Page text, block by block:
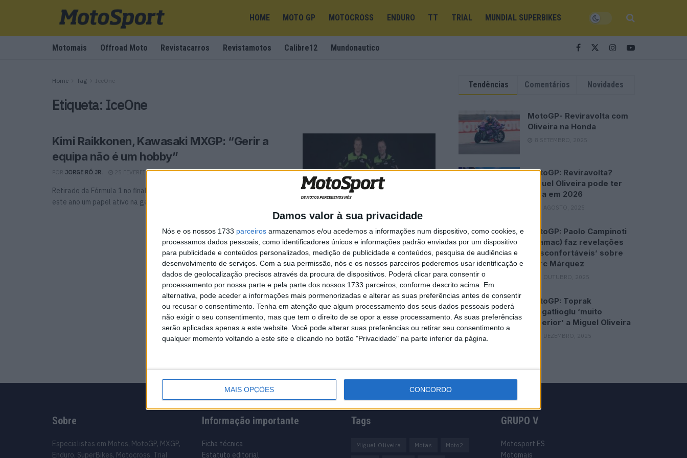
Damos valor à sua privacidade
Nós e os nossos 1733 parceiros armazenamos e/ou acedemos a informações num dispositivo, como cookies, e
processamos dados pessoais, como identificadores únicos e informações padrão enviadas por um dispositivo
para publicidade e conteúdos personalizados, medição de publicidade e conteúdos, pesquisa de audiências e
desenvolvimento de serviços. Com a sua permissão, nós e os nossos parceiros poderemos usar identificação e
dados de geolocalização precisos através da procura de dispositivos. Poderá clicar para consentir o
processamento por nossa parte e pela parte dos nossos 1733 parceiros, conforme descrito acima. Em
alternativa, pode aceder a informações mais pormenorizadas e alterar as suas preferências antes de consentir
ou recusar o consentimento. Tenha em atenção que algum processamento dos seus dados pessoais poderá
não exigir o seu consentimento, mas que tem o direito de se opor a esse processamento. As suas preferências
serão aplicadas apenas a este website. Você pode alterar suas preferências ou retirar seu consentimento a
qualquer momento voltando a este site e clicando no botão "Privacidade" na parte inferior da página.
MAIS OPÇÕES CONCORDO
HOME MOTO GP MOTOCROSS ENDURO TT TRIAL MUNDIAL SUPERBIKES
Motomais Offroad Moto Revistacarros Revistamotos Calibre12 Mundonautico
Home Tag IceOne
Etiqueta: IceOne
Kimi Raikkonen, Kawasaki MXGP: “Gerir a
equipa não é um hobby”
JORGE RÓ JR. 25 FEVEREIRO, 2022 0
Retirado da Fórmula 1 no final do ano passado, Kimi Raikkonen assume
este ano um papel ativo na gestão da ...
Tendências Comentários Novidades
MotoGP- Reviravolta com
Oliveira na Honda
8 SETEMBRO, 2025
MotoGP: Reviravolta?
Miguel Oliveira pode ter
vaga em 2026
28 AGOSTO, 2025
MotoGP: Paolo Campinoti
(Pramac) faz revelações
‘desconfortáveis’ sobre
Marc Márquez
16 OUTUBRO, 2025
MotoGP: Toprak
Razgatlioglu ‘muito
superior’ a Miguel Oliveira
Sobre
Especialistas em Motos, MotoGP, MXGP,
Enduro, SuperBikes, Motocross, Trial
Informação importante
Ficha técnica
Estatuto editorial
Tags
Miguel Oliveira Motas Moto2
GRUPO V
Motosport ES
Motomais